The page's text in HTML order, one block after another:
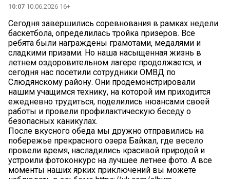
10:07 10.06.2026 16+
Сегодня завершились соревнования в рамках недели
баскетбола, определилась тройка призеров. Все
ребята были награждены грамотами, медалями и
сладкими призами. Но наша насыщенная жизнь в
летнем оздоровительном лагере продолжается, и
сегодня нас посетили сотрудники ОМВД по
Слюдянскому району. Они продемонстрировали
нашим учащимся технику, на которой им приходится
ежедневно трудиться, поделились нюансами своей
работы и провели профилактическую беседу о
безопасных каникулах.
После вкусного обеда мы дружно отправились на
побережье прекрасного озера Байкал, где весело
провели время, насладились красивой природой и
устроили фотоконкурс на лучшее летнее фото. А все
моменты наших ярких приключений вы можете